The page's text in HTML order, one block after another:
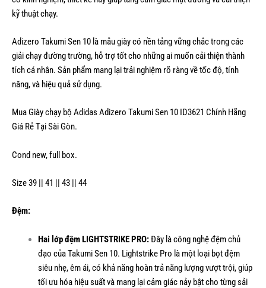
kỹ thuật chạy.
Adizero Takumi Sen 10 là mẫu giày có nền tảng vững chắc trong các
giải chạy đường trường, hỗ trợ tốt cho những ai muốn cải thiện thành
tích cá nhân. Sản phẩm mang lại trải nghiệm rõ ràng về tốc độ, tính
năng, và hiệu quả sử dụng.
Mua Giày chạy bộ Adidas Adizero Takumi Sen 10 ID3621 Chính Hãng
Giá Rẻ Tại Sài Gòn.
Cond new, full box.
Size 39 || 41 || 43 || 44
Đệm:
Hai lớp đệm LIGHTSTRIKE PRO:Đây là công nghệ đệm chủ
đạo của Takumi Sen 10. Lightstrike Pro là một loại bọt đệm
siêu nhẹ, êm ái, có khả năng hoàn trả năng lượng vượt trội, giúp
tối ưu hóa hiệu suất và mang lại cảm giác nảy bật cho từng sải